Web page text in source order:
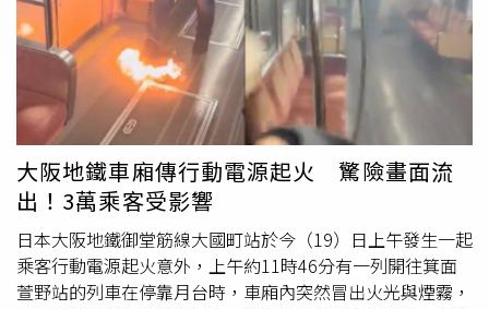
救，火勢於上午8時50分左右獲得初步控制，並在10時前完
成殘火處理。整起事件所幸未造成人員傷亡，但現場仍可見
燻黑痕跡，顯示火勢一度不小。當地居民在事後受訪時仍心
有餘悸，表示當時濃煙不斷竄出，看起來情況十分危急，
「大家都很緊張，但也很團結，有人幫忙報案、有人幫消防
車指路，真的很驚險。」不少用路人也表示，濃煙一度影響
視線，所幸火勢很快被控制，未釀成更大災害。目前初步研
判起火原因為廚房設備或天花板相關設施引發，但詳細起火
原因仍有待消防單位進一步鑑識調查。此次事件也再次提醒
餐飲業者，應定期檢查廚房設備與電線配置，並加強防火措
施，以避免類似意外發生。
大阪地鐵車廂傳行動電源起火 驚險畫面流
出！3萬乘客受影響
日本大阪地鐵御堂筋線大國町站於今（19）日上午發生一起
乘客行動電源起火意外，上午約11時46分有一列開往箕面
萱野站的列車在停靠月台時，車廂內突然冒出火光與煙霧，